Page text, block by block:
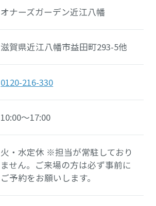
オナーズガーデン近江八幡
滋賀県近江八幡市益田町293-5他
0120-216-330
10:00～17:00
火・水定休 ※担当が常駐しており
ません。ご来場の方は必ず事前に
ご予約をお願いします。